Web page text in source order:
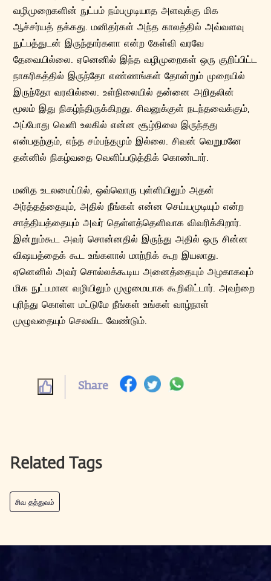
வழிமுறைகளின் நுட்பம் நம்பமுடியாத அளவுக்கு மிக
ஆச்சர்யத் தக்கது. மனிதர்கள் அந்த காலத்தில் அவ்வளவு
நுட்பத்துடன் இருந்தார்களா என்ற கேள்வி வரவே
தேவையில்லை. ஏனெனில் இந்த வழிமுறைகள் ஒரு குறிப்பிட்ட
நாகரிகத்தில் இருந்தோ எண்ணங்கள் தோன்றும் முறையில்
இருந்தோ வரவில்லை. உள்நிலையில் தன்னை அறிதலின்
மூலம் இது நிகழ்ந்திருக்கிறது. சிவனுக்குள் நடந்தவைக்கும்,
அப்போது வெளி உலகில் என்ன சூழ்நிலை இருந்தது
என்பதற்கும், எந்த சம்பந்தமும் இல்லை. சிவன் வெறுமனே
தன்னில் நிகழ்வதை வெளிப்படுத்திக் கொண்டார்.
மனித உடலமைப்பில், ஒவ்வொரு புள்ளியிலும் அதன்
அர்த்தத்தையும், அதில் நீங்கள் என்ன செய்யமுடியும் என்ற
சாத்தியத்தையும் அவர் தெள்ளத்தெளிவாக விவரிக்கிறார்.
இன்றும்கூட அவர் சொன்னதில் இருந்து அதில் ஒரு சின்ன
விஷயத்தைக் கூட உங்களால் மாற்றிக் கூற இயலாது.
ஏனெனில் அவர் சொல்லக்கூடிய அனைத்தையும் அழகாகவும்
மிக நுட்பமான வழியிலும் முழுமையாக கூறிவிட்டார். அவற்றை
புரிந்து கொள்ள மட்டுமே நீங்கள் உங்கள் வாழ்நாள்
முழுவதையும் செலவிட வேண்டும்.
Share
Related Tags
சிவ தத்துவம்